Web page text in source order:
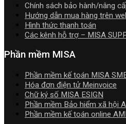
Chính sách bảo hành/nâng
Hướng dẫn mua hàng trên
Hình thức thanh toán
Các kênh hỗ trợ – MISA
Phần mềm MISA
Phần mềm kế toán MISA
Hóa đơn điện tử Meinvoice
Chữ ký số MISA ESIGN
Phần mềm Bảo hiểm xã hội
Phần mềm kế toán online